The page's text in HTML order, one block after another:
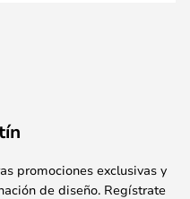
promociones exclusivas y
de diseño. Regístrate